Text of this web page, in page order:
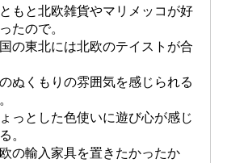
ともと北欧雑貨やマリメッコが好
たので。
国の東北には北欧のテイストが合
のぬくもりの雰囲気を感じられる
ょっとした色使いに遊び心が感じ
。
欧の輸入家具を置きたかったか